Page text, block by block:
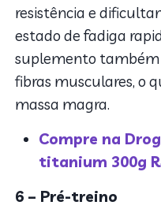
resistência e
estado de fadiga
suplemento
fibras musculares, o
massa magra.
Compre na
titanium 300g
6 – Pré-treino